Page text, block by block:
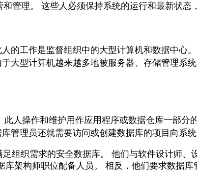
管理。 这些人必须保持系统的运行和最新状态
的工作是监督组织中的大型计算机和数据中心
大型计算机越来越多地被服务器、存储管理系
人操作和维护用作应用程序或数据仓库一部
管理员还就需要访问或创建数据库的项目向系统
组织需求的安全数据库。 他们与软件设计师
架构师职位配备人员。 相反，他们要求数据库